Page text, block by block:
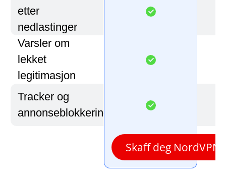
etter
nedlastinger
Varsler om
lekket
legitimasjon
Tracker og
annonseblokkering
Skaff deg NordVPN